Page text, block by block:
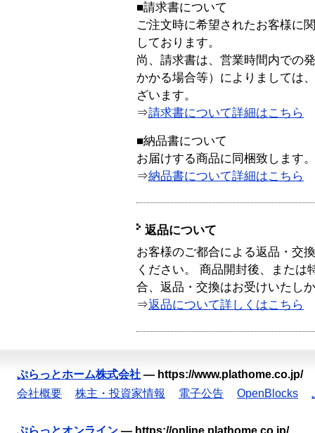
■請求書について
ご注文時に希望されたお客様に
しております。
尚、請求書は、営業時間内での
かかる場合等）によりましては
ざいます。
⇒請求書について詳細はこちら
■納品書について
お届けする商品に同梱致します。
⇒納品書について詳細はこちら
返品について
お客様のご都合による返品・交
ください。 商品開封後、または
合、返品・交換はお受けいたし
⇒返品について詳しくはこちら
ぷらっとホーム株式会社 — https://www.plathome.co.jp/
会社概要
株主・投資家情報 電子公告 OpenBlocks
ぷらっとオンライン — https://online.plathome.co.jp/